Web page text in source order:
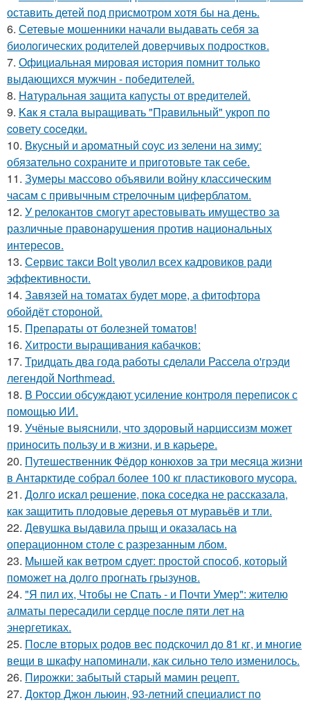
оставить детей под присмотром хотя бы на день.
6. Сетевые мошенники начали выдавать себя за
биологических родителей доверчивых подростков.
7. Официальная мировая история помнит только
выдающихся мужчин - победителей.
8. Haтуральная защита капусты от вредителей.
9. Kaк я стала выращивать "Пpaвильный" укроп по
coвету сocедки.
10. Вкусный и ароматный соус из зелени на зиму:
обязательно сохраните и приготовьте так себе.
11. Зумеры массово объявили войну классическим
часам с привычным стрелочным циферблатом.
12. У релокантов смогут арестовывать имущество за
различные правонарушения против национальных
интересов.
13. Сервис такси Bolt уволил всех кадровиков ради
эффективности.
14. Завязей на томатах будет море, а фитофтора
обойдёт стороной.
15. Препараты от болезней томатов!
16. Хитрости выращивания кабачков:
17. Тридцать два года работы сделали Рассела о'грэди
легендой Northmead.
18. В России обсуждают усиление контроля переписок с
помощью ИИ.
19. Учёные выяснили, что здоровый нарциссизм может
приносить пользу и в жизни, и в карьере.
20. Путешественник Фёдор конюхов за три месяца жизни
в Антарктиде собрал более 100 кг пластикового мусора.
21. Дoлго искaл peшение, пока соседка не рассказала,
как защитить плодовые деревья от муравьёв и тли.
22. Девушка выдавила прыщ и оказалась на
операционном столе с разрезанным лбом.
23. Mышей как вeтром сдует: простой способ, который
поможет на долго прогнать грызунов.
24. "Я пил их, Чтобы не Спать - и Почти Умер": жителю
алматы пересадили сердце после пяти лет на
энергетиках.
25. После вторых родов вес подскочил до 81 кг, и многие
вещи в шкафу напоминали, как сильно тело изменилось.
26. Пирожки: забытый старый мамин рецепт.
27. Доктор Джон льюин, 93-летний специалист по